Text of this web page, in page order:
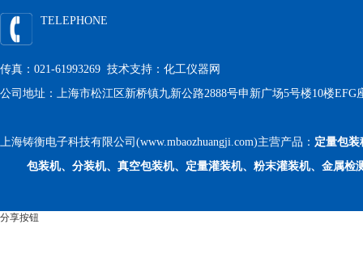
TELEPHONE
传真：021-61993269 技术支持： 化工仪器网
公司地址：上海市松江区新桥镇九新公路2888号申新广场5号楼10楼EFG
上海铸衡电子科技有限公司(www.mbaozhuangji.com)主营产品： 定量包装
包装机、分装机、真空包装机、定量灌装机、粉末灌装机、金属检
分享按钮